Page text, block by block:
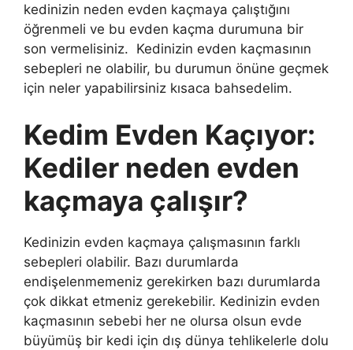
kedinizin neden evden kaçmaya çalıştığını
öğrenmeli ve bu evden kaçma durumuna bir
son vermelisiniz. Kedinizin evden kaçmasının
sebepleri ne olabilir, bu durumun önüne geçmek
için neler yapabilirsiniz kısaca bahsedelim.
Kedim Evden Kaçıyor:
Kediler neden evden
kaçmaya çalışır?
Kedinizin evden kaçmaya çalışmasının farklı
sebepleri olabilir. Bazı durumlarda
endişelenmemeniz gerekirken bazı durumlarda
çok dikkat etmeniz gerekebilir. Kedinizin evden
kaçmasının sebebi her ne olursa olsun evde
büyümüş bir kedi için dış dünya tehlikelerle dolu